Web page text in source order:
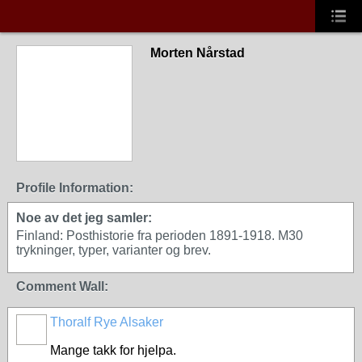
Morten Nårstad
Profile Information:
Noe av det jeg samler:
Finland: Posthistorie fra perioden 1891-1918. M30
trykninger, typer, varianter og brev.
Comment Wall:
Thoralf Rye Alsaker
Mange takk for hjelpa.